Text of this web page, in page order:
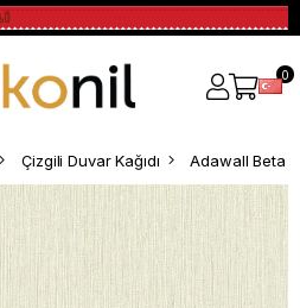
0
Çizgili Duvar Kağıdı Adawall Beta